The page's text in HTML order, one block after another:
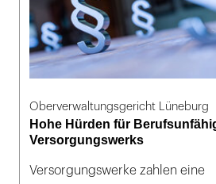
Oberverwaltungsgericht Lüneburg
Hohe Hürden für
Versorgungswerks
Versorgungswerke zahlen eine